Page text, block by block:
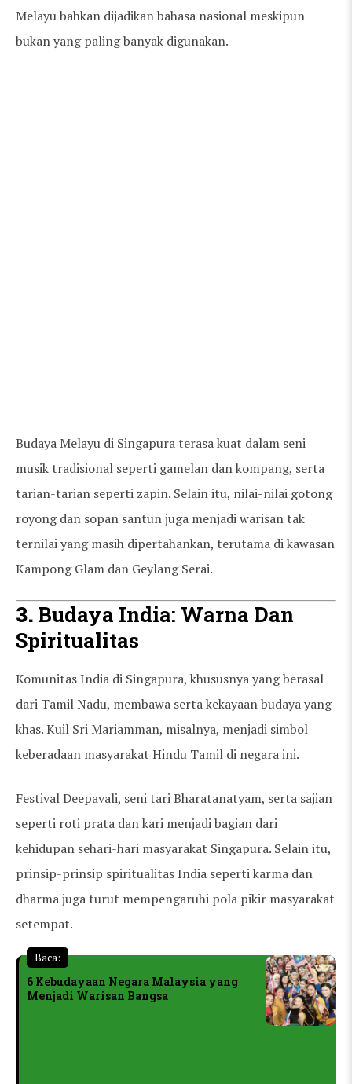
Melayu bahkan dijadikan bahasa nasional meskipun
bukan yang paling banyak digunakan.
Budaya Melayu di Singapura terasa kuat dalam seni
musik tradisional seperti gamelan dan kompang, serta
tarian-tarian seperti zapin. Selain itu, nilai-nilai gotong
royong dan sopan santun juga menjadi warisan tak
ternilai yang masih dipertahankan, terutama di kawasan
Kampong Glam dan Geylang Serai.
3. Budaya India: Warna Dan
Spiritualitas
Komunitas India di Singapura, khususnya yang berasal
dari Tamil Nadu, membawa serta kekayaan budaya yang
khas. Kuil Sri Mariamman, misalnya, menjadi simbol
keberadaan masyarakat Hindu Tamil di negara ini.
Festival Deepavali, seni tari Bharatanatyam, serta sajian
seperti roti prata dan kari menjadi bagian dari
kehidupan sehari-hari masyarakat Singapura. Selain itu,
prinsip-prinsip spiritualitas India seperti karma dan
dharma juga turut mempengaruhi pola pikir masyarakat
setempat.
Baca:
6 Kebudayaan Negara Malaysia yang
Menjadi Warisan Bangsa